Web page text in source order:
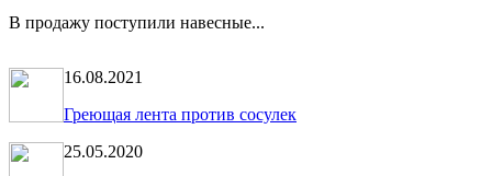
В продажу поступили навесные...
16.08.2021
Греющая лента против сосулек
25.05.2020